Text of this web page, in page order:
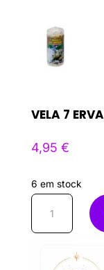
VELA 7
4,95 €
6 em stock
Quantidade